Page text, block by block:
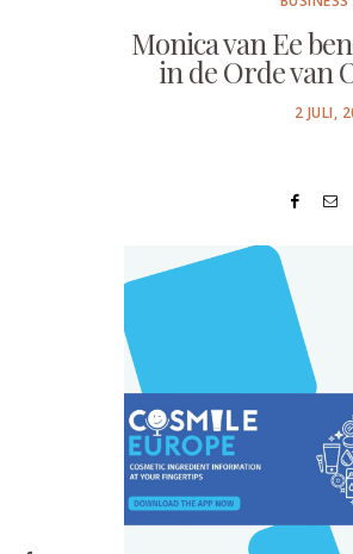
Monica van Ee
in de Orde van
POSTED
2 JULI,